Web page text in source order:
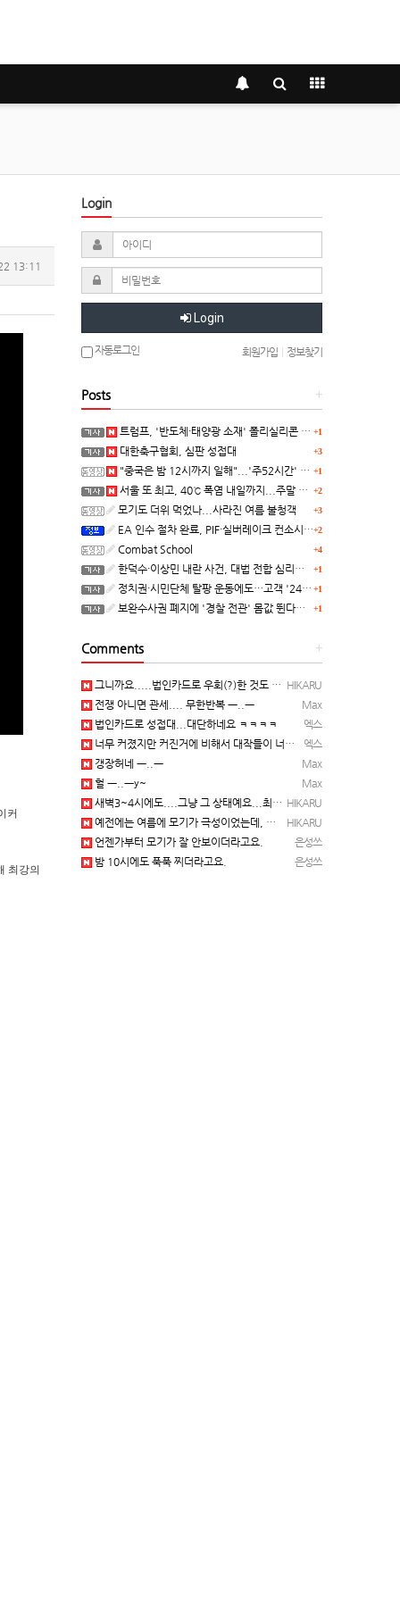
13:11
커
최강의
Login
Login
자동로그인 회원가입 정보찾기
+
Posts
+1
트럼프, '반도체·태양광 소재' 폴리실리콘 파생 제품에 15% 관세...한국 기업도 영향
+3
대한축구협회, 심판 성접대
+1
"중국은 밤 12시까지 일해"...'주52시간' 손볼까
+2
서울 또 최고, 40℃ 폭염 내일까지...주말 동쪽 비바람
+3
모기도 더위 먹었나...사라진 여름 불청객
+2
EA 인수 절차 완료, PIF·실버레이크 컨소시엄 산하 편입
+4
Combat School
+1
한덕수·이상민 내란 사건, 대법 전합 심리…"역사적 사법평가"(종합)
+1
정치권·시민단체 탈팡 운동에도…고객 '2470만명' 원상 회복, "고물가에 돌팡"
+1
보완수사권 폐지에 '경찰 전관' 몸값 뛴다…대형 로펌 영입전쟁
+
Comments
HIKARU
그니까요.....법인카드로 우회(?)한 것도 아니고, 대놓고...ㅋ ㅋ)
Max
전쟁 아니면 관세.... 무한반복 ㅡ..ㅡ
엑스
법인카드로 성접대...대단하네요 ㅋㅋㅋㅋ
엑스
너무 커졌지만 커진거에 비해서 대작들이 너무 줄었죠.........
Max
갱장허네 ㅡ..ㅡ
Max
헐 ㅡ..ㅡy~
HIKARU
새벽3~4시에도....그냥 그 상태예요...최근 1주일은....
HIKARU
예전에는 여름에 모기가 극성이었는데, 여름에는 안나오는 것 같은.....ㅎ ㅎ)
은성쓰
언젠가부터 모기가 잘 안보이더라고요.
은성쓰
밤 10시에도 푹푹 찌더라고요.